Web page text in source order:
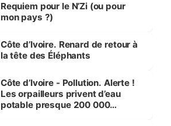
Requiem pour le N’Zi (ou pour
mon pays ?)
Côte d’Ivoire. Renard de retour à
la tête des Éléphants
Côte d’Ivoire - Pollution. Alerte !
Les orpailleurs privent d’eau
potable presque 200 000